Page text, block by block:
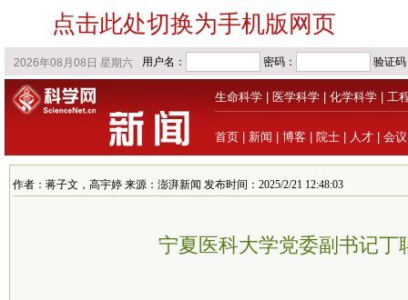
点击此处切换为手机版网页
生命科学 医学科学 化学科学 工
首页 新闻 博客 院士 人才 会议
作者：蒋子文，高宇婷 来源：澎湃新闻 发布时间：2025/2/21 12:48:03
宁夏医科大学党委副书记丁